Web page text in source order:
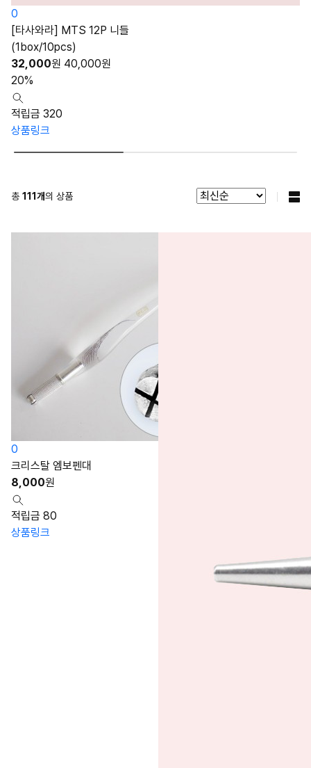
0
[타사와라] MTS 12P 니들
(1box/10pcs)
32,000원 40,000원
20%
적립금 320
상품링크
총 111 개의 상품
0
크리스탈 엠보펜대
8,000원
적립금 80
상품링크